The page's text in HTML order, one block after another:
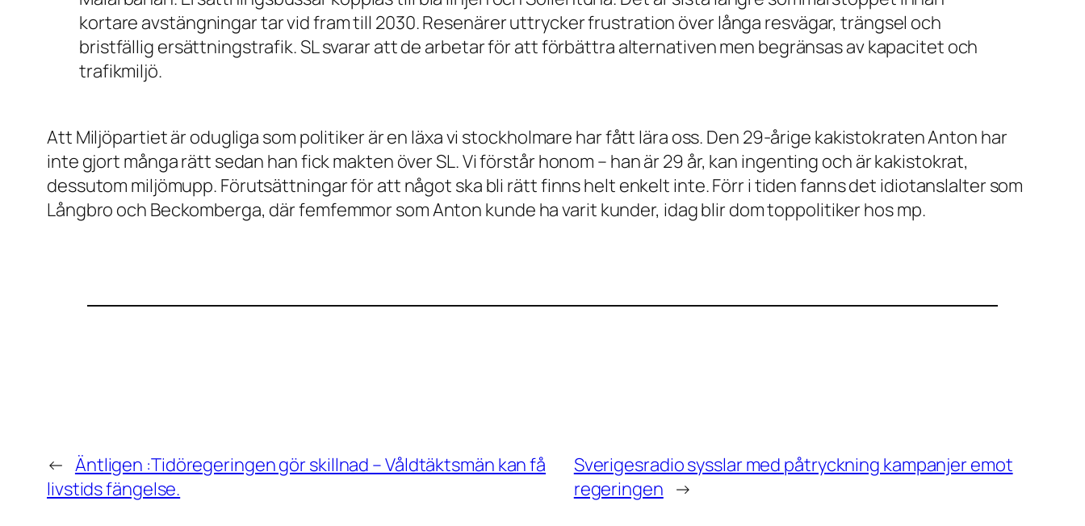
kortare avstängningar tar vid fram till 2030. Resenärer uttrycker frustration över långa resvägar, trängsel och
bristfällig ersättningstrafik. SL svarar att de arbetar för att förbättra alternativen men begränsas av kapacitet och
trafikmiljö.
Att Miljöpartiet är odugliga som politiker är en läxa vi stockholmare har fått lära oss. Den 29-årige kakistokraten Anton har
inte gjort många rätt sedan han fick makten över SL. Vi förstår honom – han är 29 år, kan ingenting och är kakistokrat,
dessutom miljömupp. Förutsättningar för att något ska bli rätt finns helt enkelt inte. Förr i tiden fanns det idiotanslalter som
Långbro och Beckomberga, där femfemmor som Anton kunde ha varit kunder, idag blir dom toppolitiker hos mp.
← Äntligen :Tidöregeringen gör skillnad – Våldtäktsmän kan få
livstids fängelse.
Sverigesradio sysslar med påtryckning kampanjer emot
regeringen →